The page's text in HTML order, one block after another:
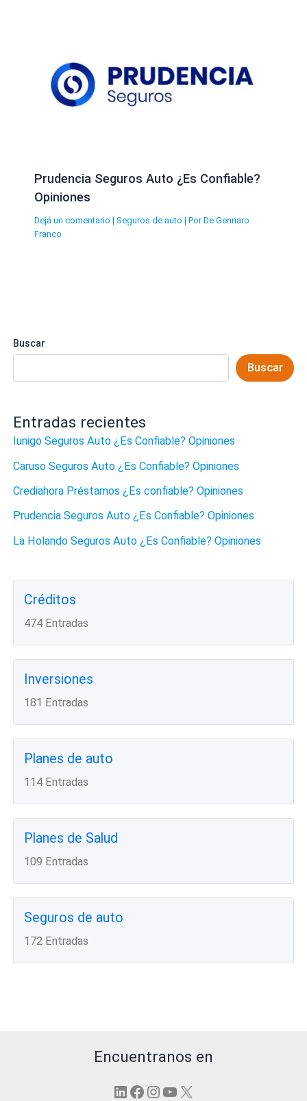
Prudencia Seguros Auto ¿Es Confiable?
Opiniones
Dejá un comentario | Seguros de auto | Por De Gennaro
Franco
Buscar
Buscar
Entradas recientes
Iunigo Seguros Auto ¿Es Confiable? Opiniones
Caruso Seguros Auto ¿Es Confiable? Opiniones
Crediahora Préstamos ¿Es confiable? Opiniones
Prudencia Seguros Auto ¿Es Confiable? Opiniones
La Holando Seguros Auto ¿Es Confiable? Opiniones
Créditos
474 Entradas
Inversiones
181 Entradas
Planes de auto
114 Entradas
Planes de Salud
109 Entradas
Seguros de auto
172 Entradas
Encuentranos en
LinkedIn
Facebook
Instagram
YouTube
X